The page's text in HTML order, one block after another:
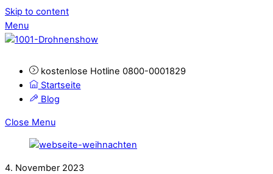
Skip to content
Menu
kostenlose Hotline 0800-0001829
Startseite
Blog
Close Menu
4. November 2023